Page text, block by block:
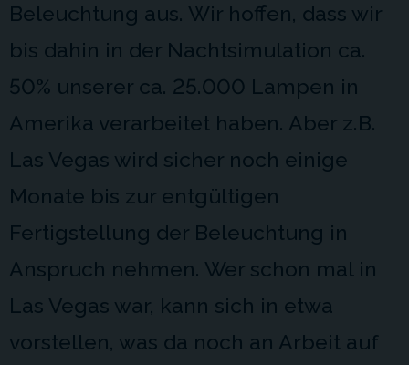
Beleuchtung aus. Wir hoffen, dass wir
bis dahin in der Nachtsimulation ca.
50% unserer ca. 25.000 Lampen in
Amerika verarbeitet haben. Aber z.B.
Las Vegas wird sicher noch einige
Monate bis zur entgültigen
Fertigstellung der Beleuchtung in
Anspruch nehmen. Wer schon mal in
Las Vegas war, kann sich in etwa
vorstellen, was da noch an Arbeit auf